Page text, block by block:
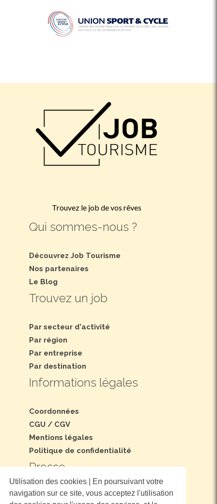
Utilisation des cookies | En poursuivant votre
navigation sur ce site, vous acceptez l'utilisation
Trouvez le job de vos rêves
Qui sommes-nous ?
Découvrez Job Tourisme
Nos partenaires
Le Blog
Trouvez un job
Par secteur d'activité
Par région
Par entreprise
Par destination
Informations légales
Coordonnées
CGU / CGV
Mentions légales
Politique de confidentialité
Presse
Dossier et communiqué de presse